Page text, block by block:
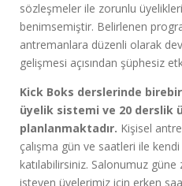
sözleşmeler ile zorunlu
benimsemiştir. Belirlenen
antremanlara düzenli olarak
gelişmesi açısından şüphesiz
Kick Boks derslerinde birebir
üyelik sistemi ve 20 derslik
planlanmaktadır. Kişisel
çalışma gün ve saatleri ile
katılabilirsiniz. Salonumuz
isteyen üyelerimiz için erken